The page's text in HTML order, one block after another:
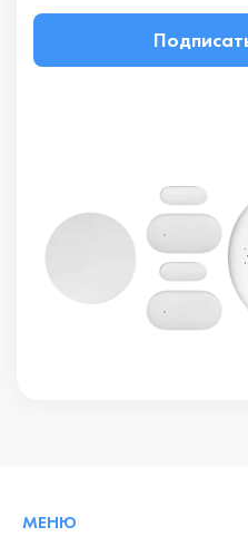
МЕНЮ